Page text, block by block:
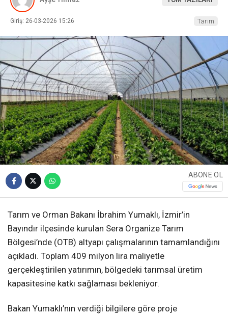
Giriş: 26-03-2026 15:26 Tarım
ABONE OL
Tarım ve Orman Bakanı İbrahim Yumaklı, İzmir’in
Bayındır ilçesinde kurulan Sera Organize Tarım
Bölgesi’nde (OTB) altyapı çalışmalarının tamamlandığını
açıkladı. Toplam 409 milyon lira maliyetle
gerçekleştirilen yatırımın, bölgedeki tarımsal üretim
kapasitesine katkı sağlaması bekleniyor.
Bakan Yumaklı’nın verdiği bilgilere göre proje